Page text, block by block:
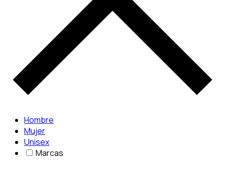
Hombre
Mujer
Unisex
Marcas